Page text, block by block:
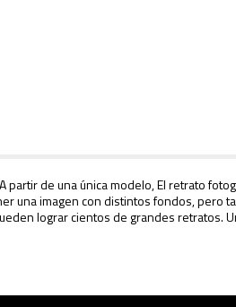
partir de una única modelo,El retrato
una imagen con distintos fondos, pero
lograr cientos de grandes retratos.